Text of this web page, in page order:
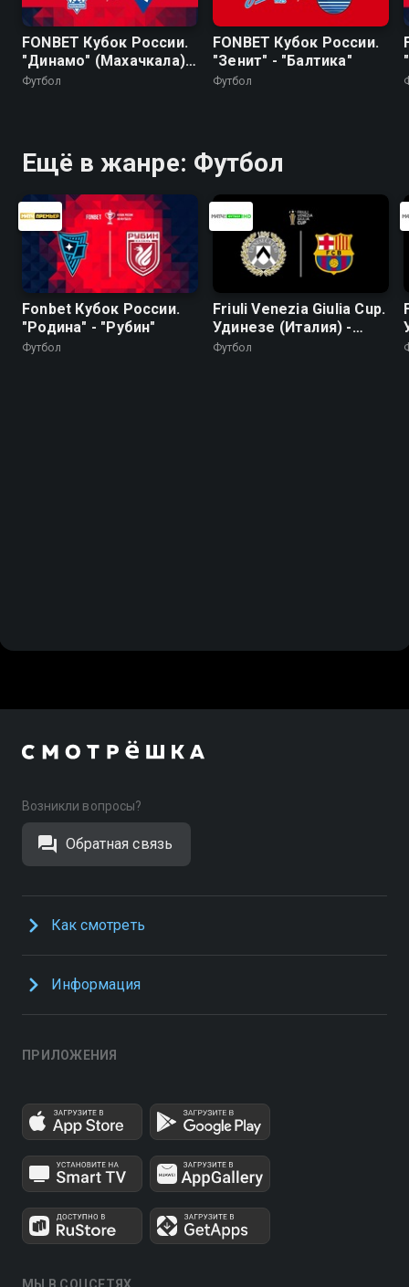
FONBET Кубок России.
"Динамо" (Махачкала) -
"Крылья Советов"
Футбол
FONBET Кубок России.
"Зенит" - "Балтика"
Футбол
Ещё в жанре: Футбол
Fonbet Кубок России.
"Родина" - "Рубин"
Футбол
Friuli Venezia Giulia Cup.
Удинезе (Италия) -
Барселона (Испания).
Футбол
Возникли вопросы?
Обратная связь
Как смотреть
Информация
ПРИЛОЖЕНИЯ